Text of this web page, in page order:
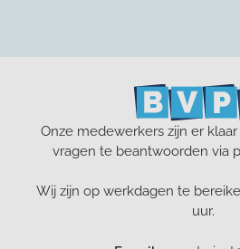
Onze medewerkers zijn er
vragen te beantwoorden via
Wij zijn op werkdagen te
uur.